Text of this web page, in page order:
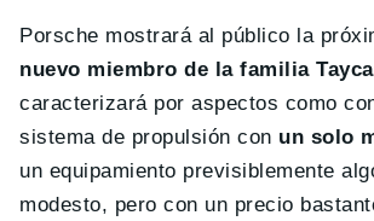
Porsche mostrará al público la
nuevo miembro de la familia
caracterizará por aspectos como
sistema de propulsión con un solo
un equipamiento previsiblemente
modesto, pero con un precio